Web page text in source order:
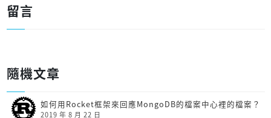
留言
隨機文章
如何用Rocket框架來回應MongoDB的檔案中心裡的檔案？
2019 年 8 月 22 日